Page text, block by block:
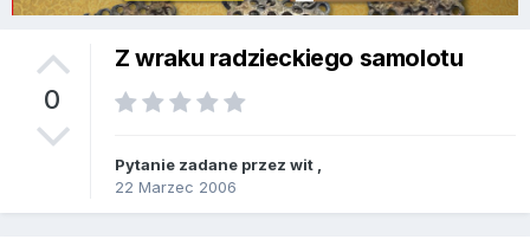
0
Z wraku radzieckiego samolotu
Pytanie zadane przez wit
22 Marzec 2006